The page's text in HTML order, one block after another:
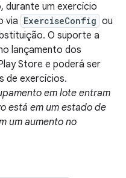
durante um exercício
via ExerciseConfig ou
O suporte a
lançamento dos
Store e poderá ser
de exercícios.
em lote entram
está em um estado de
um aumento no